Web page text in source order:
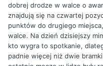
dobrej drodze w walce o
znajdują się na czwartej
punktów do drugiego
walce. Na dzień dzisiejszy
kto wygra to spotkanie,
padnie więcej niż dwie